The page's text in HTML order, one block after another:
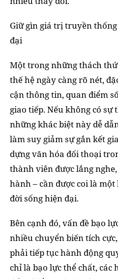
Giữ gìn giá trị truyền
đại
Một trong những thách
thế hệ ngày càng rõ nét,
cận thông tin, quan điểm
giao tiếp. Nếu không có sự
những khác biệt này dễ
làm suy giảm sự gắn kết
dựng văn hóa đối thoại
thành viên được lắng
hành – cần được coi là
đời sống hiện đại.
Bên cạnh đó, vấn đề bạo
nhiều chuyển biến tích
phải tiếp tục hành động
chỉ là bạo lực thể chất,